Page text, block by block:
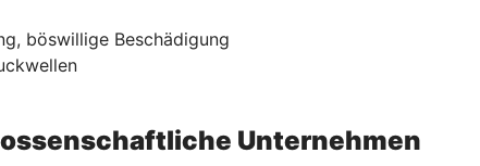
böswillige Beschädigung
Unternehmen